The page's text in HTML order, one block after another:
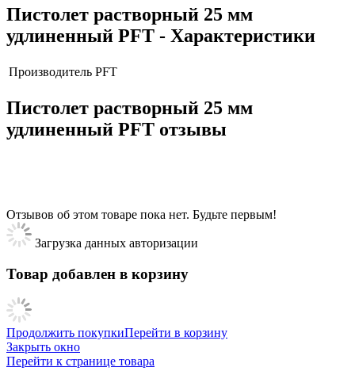
Пистолет растворный 25 мм
удлиненный PFT - Характеристики
Производитель PFT
Пистолет растворный 25 мм
удлиненный PFT отзывы
Отзывов об этом товаре пока нет. Будьте первым!
Загрузка данных авторизации
Товар добавлен в корзину
Продолжить покупкиПерейти в корзину
Закрыть окно
Перейти к странице товара